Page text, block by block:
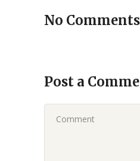
No Comments
Post a